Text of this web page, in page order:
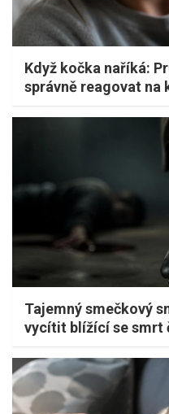
Když kočka naříká:
správně reagovat na
Tajemný smečkový
vycítit blížící se smrt